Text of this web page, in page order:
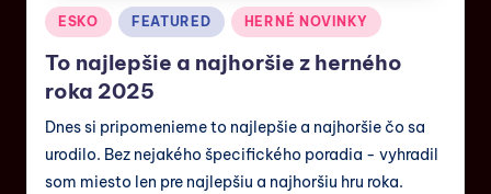
ESKO FEATURED HERNÉ NOVINKY
To najlepšie a najhoršie z herného
roka 2025
Dnes si pripomenieme to najlepšie a najhoršie čo sa
urodilo. Bez nejakého špecifického poradia - vyhradil
som miesto len pre najlepšiu a najhoršiu hru roka.